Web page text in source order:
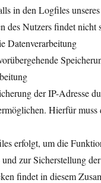
in den Logfiles
des Nutzers findet nicht
Datenverarbeitung
der IP-Adresse
Hierfür
erfolgt, um die
zur Sicherstellung
findet in diesem